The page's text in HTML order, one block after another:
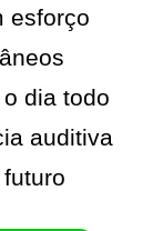
esforço
dia todo
auditiva